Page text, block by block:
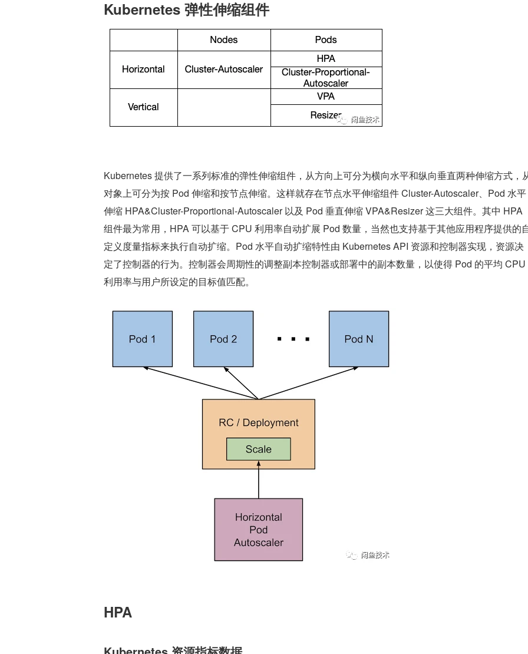
Kubernetes 弹性伸缩组件
Kubernetes 提供了一系列标准的弹性伸缩组件，从方向上可分为横向水平和纵向垂直两种伸缩方式，
对象上可分为按 Pod 伸缩和按节点伸缩。这样就存在节点水平伸缩组件 Cluster-Autoscaler、Pod 水平
伸缩 HPA&Cluster-Proportional-Autoscaler 以及 Pod 垂直伸缩 VPA&Resizer 这三大组件。其中 HPA
组件最为常用，HPA 可以基于 CPU 利用率自动扩展 Pod 数量，当然也支持基于其他应用程序提供的
定义度量指标来执行自动扩缩。Pod 水平自动扩缩特性由 Kubernetes API 资源和控制器实现，资源决
定了控制器的行为。控制器会周期性的调整副本控制器或部署中的副本数量，以使得 Pod 的平均 CPU
利用率与用户所设定的目标值匹配。
HPA